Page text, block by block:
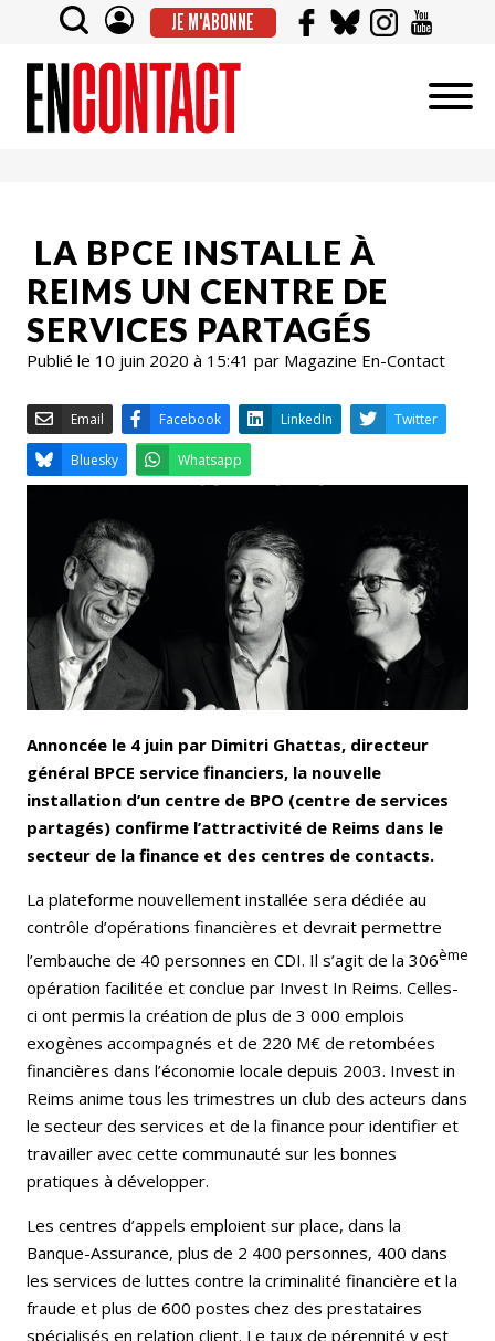
JE M'ABONNE
LA BPCE INSTALLE À
REIMS UN CENTRE DE
SERVICES PARTAGÉS
Publié le 10 juin 2020 à 15:41 par Magazine En-Contact
Email Facebook
Bluesky Whatsapp
Annoncée le 4 juin par Dimitri Ghattas, directeur
général BPCE service financiers, la nouvelle
installation d’un centre de BPO (centre de services
partagés) confirme l’attractivité de Reims dans le
secteur de la finance et des centres de contacts.
La plateforme nouvellement installée sera dédiée au
contrôle d’opérations financières et devrait permettre
l’embauche de 40 personnes en CDI. Il s’agit de la 306ème
opération facilitée et conclue par Invest In Reims. Celles-
ci ont permis la création de plus de 3 000 emplois
exogènes accompagnés et de 220 M€ de retombées
financières dans l’économie locale depuis 2003. Invest in
Reims anime tous les trimestres un club des acteurs dans
le secteur des services et de la finance pour identifier et
travailler avec cette communauté sur les bonnes
pratiques à développer.
Les centres d’appels emploient sur place, dans la
Banque-Assurance, plus de 2 400 personnes, 400 dans
les services de luttes contre la criminalité financière et la
fraude et plus de 600 postes chez des prestataires
spécialisés en relation client. Le taux de pérennité y est